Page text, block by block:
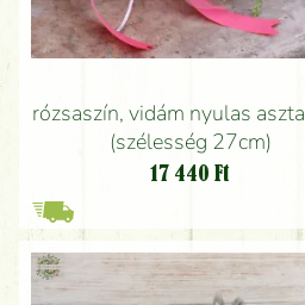
rózsaszín, vidám nyulas
(szélesség 27cm)
17 440 Ft